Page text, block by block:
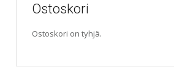
Ostoskori
Ostoskori on tyhjä.